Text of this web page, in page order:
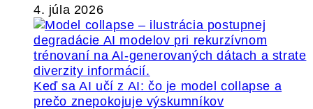
4. júla 2026
Keď sa AI učí z AI: čo je model collapse a
prečo znepokojuje výskumníkov